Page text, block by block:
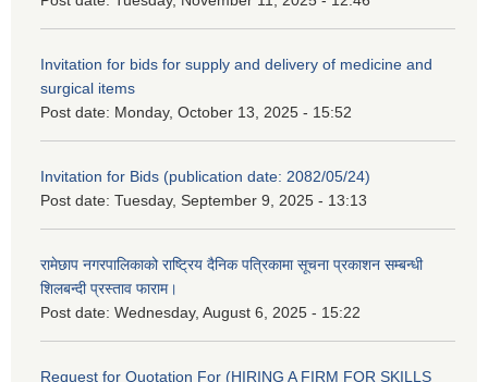
Invitation for bids for supply and delivery of medicine and
surgical items
Post date: Monday, October 13, 2025 - 15:52
Invitation for Bids (publication date: 2082/05/24)
Post date: Tuesday, September 9, 2025 - 13:13
रामेछाप नगरपालिकाको राष्ट्रिय दैनिक पत्रिकामा सूचना प्रकाशन सम्बन्धी
शिलबन्दी प्रस्ताव फाराम।
Post date: Wednesday, August 6, 2025 - 15:22
Request for Quotation For (HIRING A FIRM FOR SKILLS